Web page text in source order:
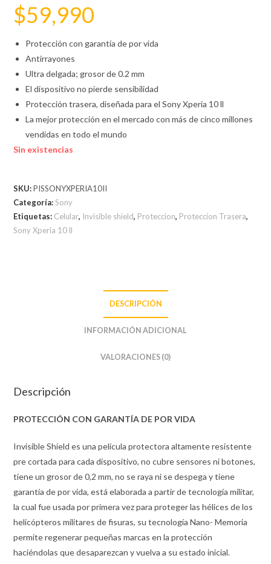
$59,990
Protección con garantía de por vida
Antirrayones
Ultra delgada; grosor de 0.2 mm
El dispositivo no pierde sensibilidad
Protección trasera, diseñada para el Sony Xperia 10 ll
La mejor protección en el mercado con más de cinco millones
vendidas en todo el mundo
Sin existencias
SKU:PISSONYXPERIA10II
Categoría:Sony
Etiquetas: Celular, Invisible shield, Proteccion, Proteccion Trasera,
Sony Xperia 10 ll
DESCRIPCIÓN
INFORMACIÓN ADICIONAL
VALORACIONES (0)
Descripción
PROTECCIÓN CON GARANTÍA DE POR VIDA
Invisible Shield es una película protectora altamente resistente
pre cortada para cada dispositivo, no cubre sensores ni botones,
tiene un grosor de 0,2 mm, no se raya ni se despega y tiene
garantía de por vida, está elaborada a partir de tecnología militar,
la cual fue usada por primera vez para proteger las hélices de los
helicópteros militares de fisuras, su tecnología Nano- Memoria
permite regenerar pequeñas marcas en la protección
haciéndolas que desaparezcan y vuelva a su estado inicial.